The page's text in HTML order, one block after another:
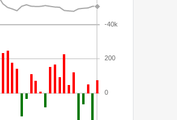
-40k
0
200